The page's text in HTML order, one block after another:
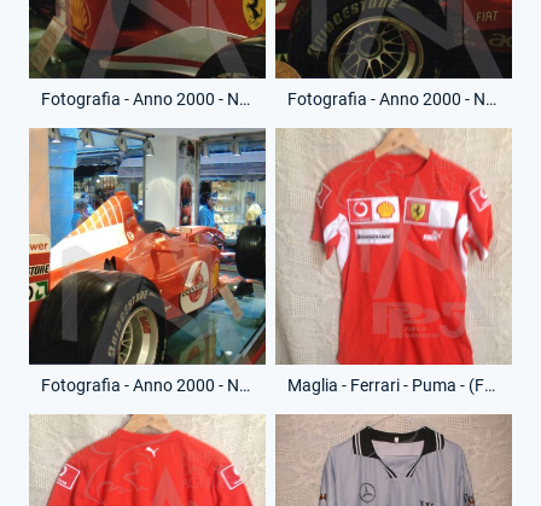
Fotografia - Anno 2000 - Negozio Ferrari - Ferrari Formula 1 Fotografia - Anno 2000 - Negozio Ferrari - Ferrari Formula 1
Fotografia - Anno 2000 - Negozio Ferrari - Ferrari Formula 1 Maglia - Ferrari - Puma - (Fronte)